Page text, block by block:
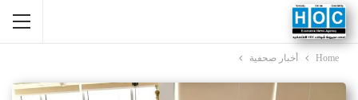
Home أخبار صحفية